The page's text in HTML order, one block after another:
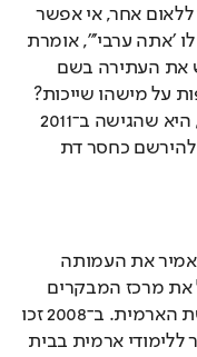
"כשלאדם יש תחושה חזקה שהוא שייך ללאום אחר, אי אפשר
לעמוד מולו עם אדמיניסטרציות ולהגיד לו 'אתה ערבי'", אומרת
עו"ד יעל כץ מסטבאום, שאמורה להגיש את העתירה בשם
אנשי גוש חלב. "למה מדינה צריכה לכפות על מישהו שייכות?
ממה הם פוחדים?" כץ מסטבאום, אגב, היא שהגישה ב־2011
את עתירתו של יורם קניוק ז"ל, שביקש להירשם כחסר דת
ב־2008 הקימו שאדי חלול־רישא ואחיו אמיר את העמותה
הארמית־נוצרית בישראל. שאדי מפעיל את מרכז המבקרים
הקטן ועורך סיורים מודרכים על המורשת הארמית. ב־2008 זכו
גם להכרה ממשרד החינוך, וקיבלו אישור ללימודי ארמית בבית